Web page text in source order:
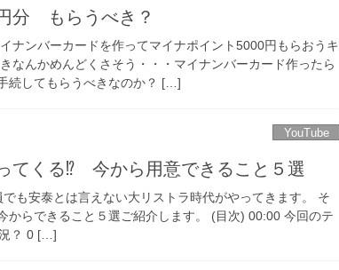
分 もらうべき？
ナンバーカードを作ってマイナポイント5000円もらおうキ
なんかめんどくさそう・・・マイナンバーカード作ったら
続してもらうべきなのか？ […]
YouTube
てくる⁉ 今から用意できること５選
も安泰とは言えない大リストラ時代がやってきます。 そ
からできること５選ご紹介します。 (目次) 00:00 今回のテ
？ 0 […]